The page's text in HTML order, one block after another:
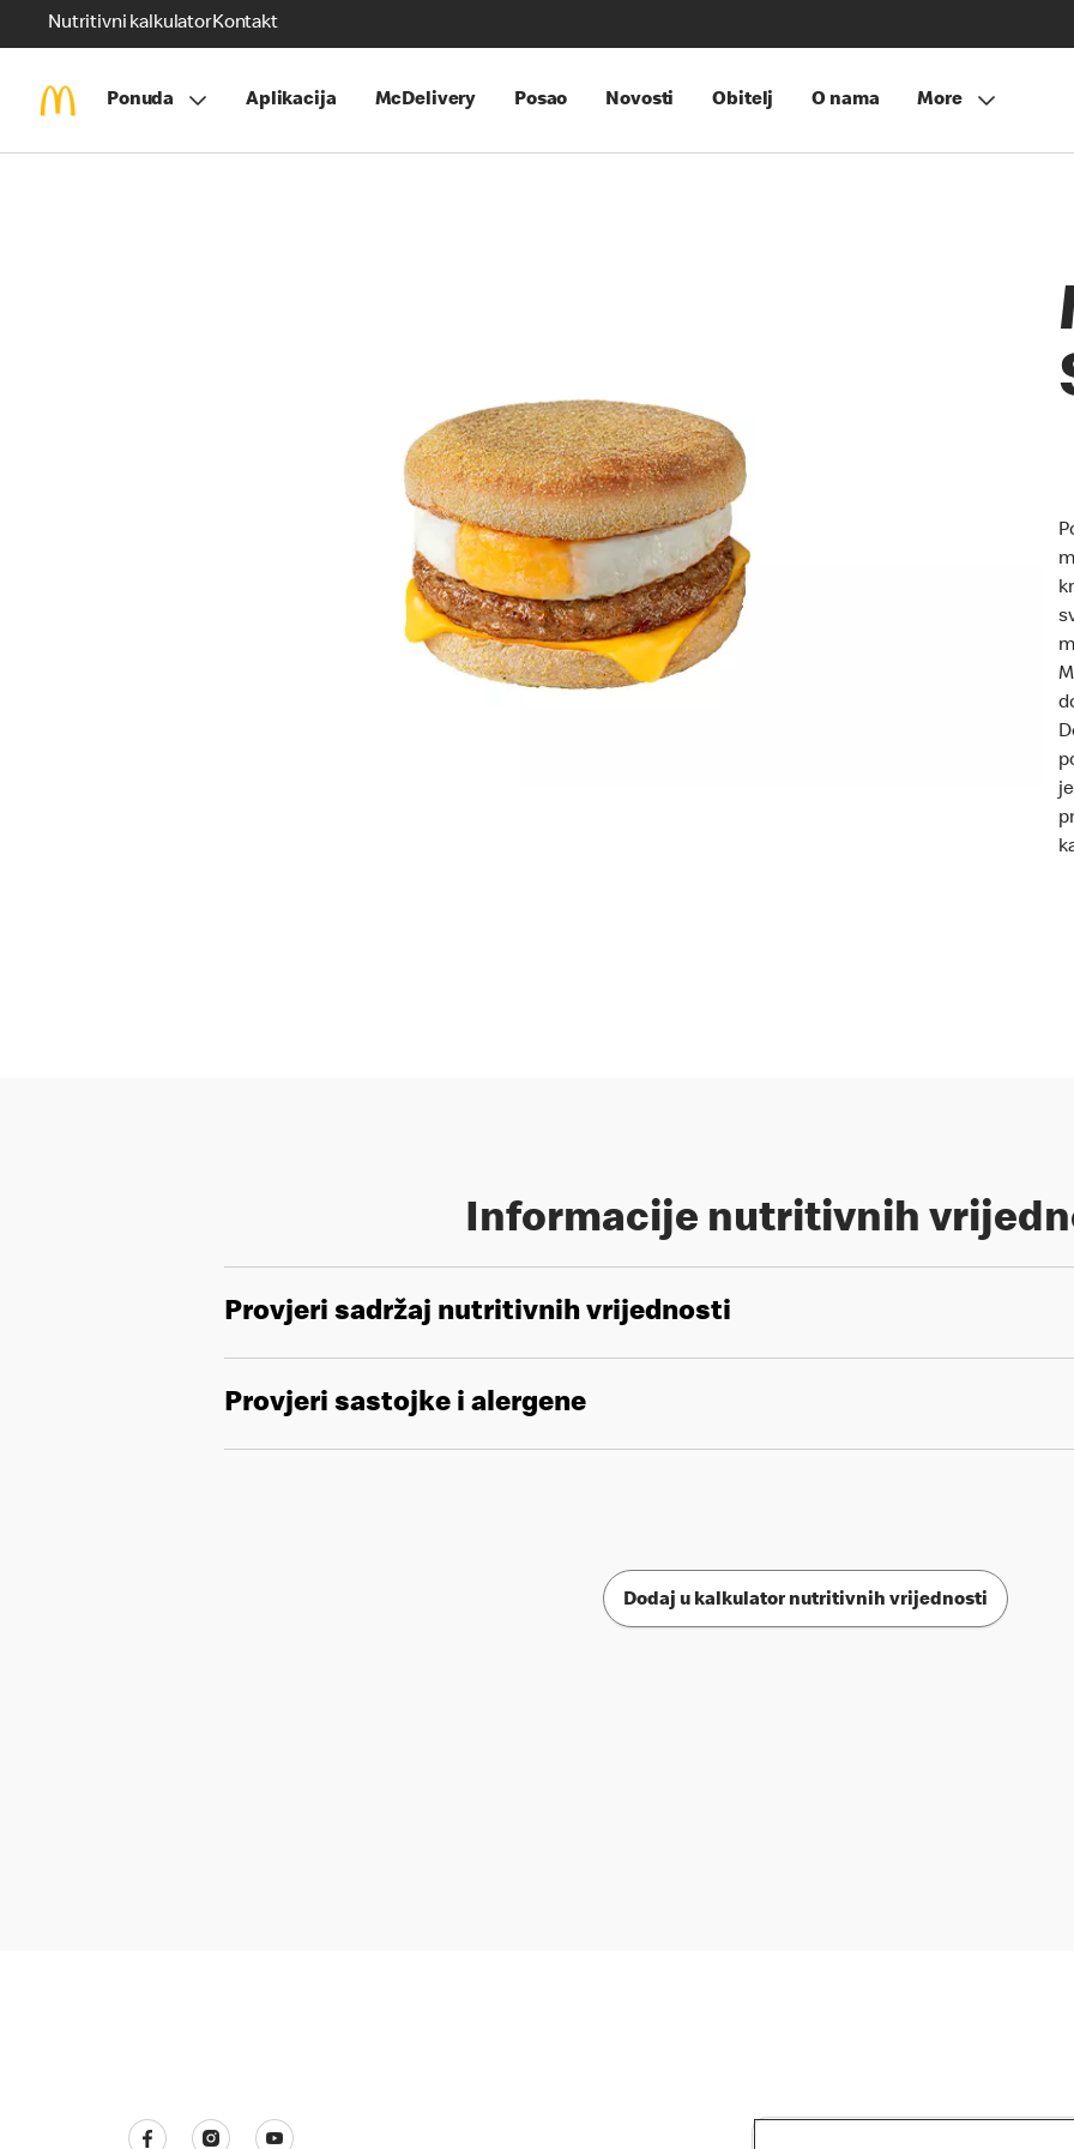
Nutritivni kalkulatorKontakt
Ponuda Aplikacija McDelivery Posao Novosti Obitelj O nama More
Informacije nutritivnih
Provjeri sadržaj nutritivnih vrijednosti
Provjeri sastojke i alergene
Dodaj u kalkulator nutritivnih vrijednosti